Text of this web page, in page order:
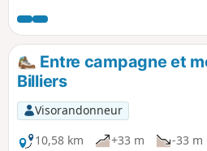
Entre campagne et
Billiers
Visorandonneur
10,58 km
+33 m -33 m